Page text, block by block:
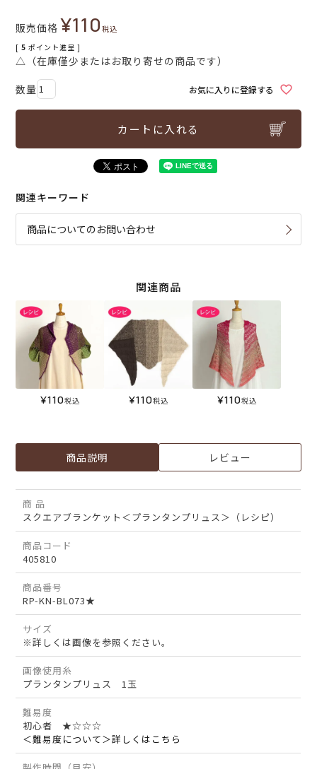
販売価格 ¥110税込
[ 5 ポイント進呈 ]
△（在庫僅少またはお取り寄せの商品です）
お気に入りに登録する
カートに入れる
関連キーワード
商品についてのお問い合わせ
関連商品
¥110税込 ¥110税込 ¥110税込
商品説明 レビュー
商 品
スクエアブランケット＜プランタンプリュス＞（レシピ）
商品コード
405810
商品番号
RP-KN-BL073★
サイズ
※詳しくは画像を参照ください。
画像使用糸
プランタンプリュス 1玉
難易度
初心者 ★☆☆☆
＜難易度について＞詳しくはこちら